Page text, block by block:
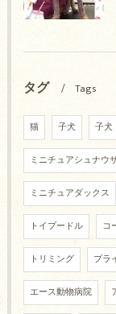
タグ Tags
猫 子犬 子犬
ミニチュアシュナウ
ミニチュアダックス
トイプードル コ
トリミング プラ
エース動物病院